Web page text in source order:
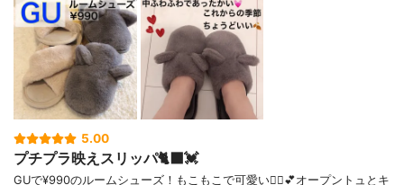
5.00
プチプラ映えスリッパ🐈‍⬛💓
GUで¥990のルームシューズ！もこもこで可愛い🙆‍♀️💕オープントュとキ